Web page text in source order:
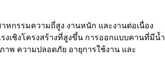
หกรรมความถี่สูง งานหนัก และงานต่อเนื่อง
เชิงโครงสร้างที่สูงขึ้น การออกแบบคานที่มีน้ำ
พ ความปลอดภัย อายุการใช้งาน และ